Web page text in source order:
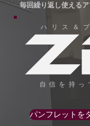
毎回繰り返し使える
ハリス＆
自信を持っ
パンフレットを